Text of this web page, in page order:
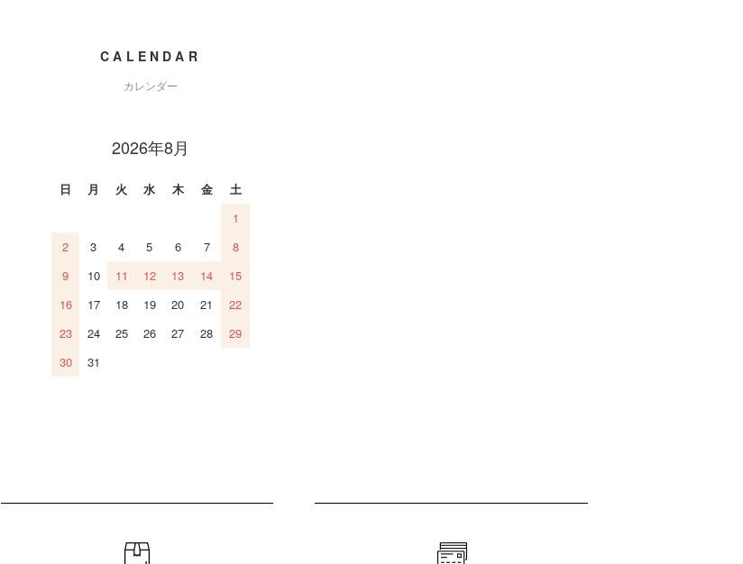
CALENDAR
カレンダー
2026年8月
日 月 火 水 木 金
土
1
2
3 4 5 6 7
8
9
10 11 12 13 14
15
16
17 18 19 20 21
22
23
24 25 26 27 28
29
30
31